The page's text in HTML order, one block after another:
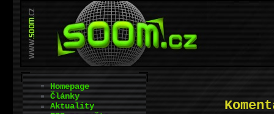
Homepage
Články
Aktuality